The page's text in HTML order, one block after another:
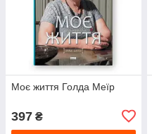
Моє життя Голда Меїр
397 ₴